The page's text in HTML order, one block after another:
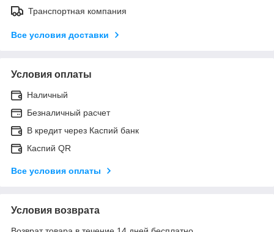
Транспортная компания
Все условия доставки
Условия оплаты
Наличный
Безналичный расчет
В кредит через Каспий банк
Каспий QR
Все условия оплаты
Условия возврата